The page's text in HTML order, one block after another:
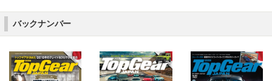
バックナンバー